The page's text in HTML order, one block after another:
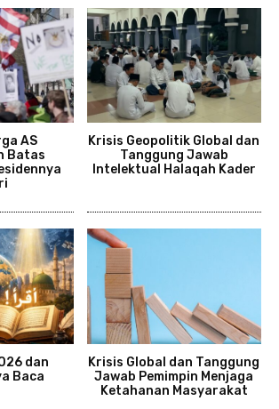
AS
Batas
Krisis Geopolitik Global dan
Tanggung Jawab
Intelektual Halaqah Kader
dan
Baca
Krisis Global dan Tanggung
Jawab Pemimpin Menjaga
Ketahanan Masyarakat